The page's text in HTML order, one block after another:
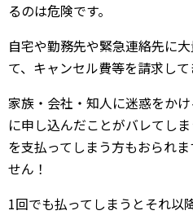
るのは危険です。
自宅や勤務先や緊急連絡先に
て、キャンセル費等を請求して
家族・会社・知人に迷惑をか
に申し込んだことがバレてし
を支払ってしまう方もおられ
せん！
1回でも払ってしまうとそれ以